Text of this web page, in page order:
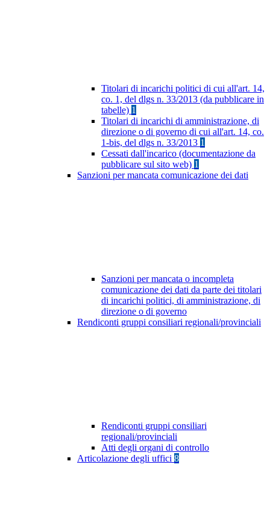
Titolari di incarichi politici di cui all'art. 14,
co. 1, del dlgs n. 33/2013 (da pubblicare in
tabelle) 1
Titolari di incarichi di amministrazione, di
direzione o di governo di cui all'art. 14, co.
1-bis, del dlgs n. 33/2013 1
Cessati dall'incarico (documentazione da
pubblicare sul sito web) 1
Sanzioni per mancata comunicazione dei dati
Sanzioni per mancata o incompleta
comunicazione dei dati da parte dei titolari
di incarichi politici, di amministrazione, di
direzione o di governo
Rendiconti gruppi consiliari regionali/provinciali
Rendiconti gruppi consiliari
regionali/provinciali
Atti degli organi di controllo
Articolazione degli uffici 8